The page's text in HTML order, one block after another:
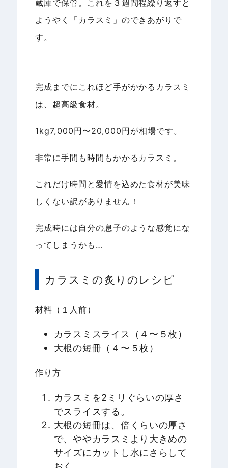
蔵庫で保管。これを３週間程繰り返すと
ようやく「カラスミ」のできあがりで
す。
完成までにこれほど手がかかるカラスミ
は、超高級食材。
1kg7,000円〜20,000円が相場です。
非常に手間も時間もかかるカラスミ。
これだけ時間と愛情を込めた食材が美味
しくない訳がありません！
完成時には自分の息子のような感覚にな
ってしまうかも…
カラスミの炙りのレシピ
材料（１人前）
カラスミスライス（４〜５枚）
大根の短冊（４〜５枚）
作り方
カラスミを2ミリぐらいの厚さ
でスライスする。
大根の短冊は、倍くらいの厚さ
で、ややカラスミより大きめの
サイズにカットし水にさらして